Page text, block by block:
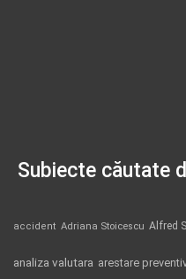
Subiecte căutate
accident Adriana Stoicescu Alfred
analiza valutara arestare